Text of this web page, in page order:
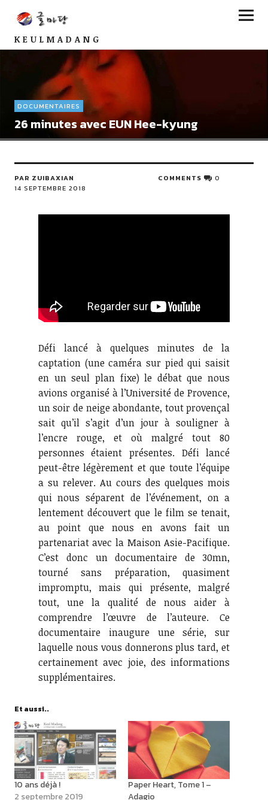
KEULMADANG
DOCUMENTAIRES
26 minutes avec EUN Hee-kyung
PAR ZUIBAXIAN
14 SEPTEMBRE 2018
COMMENTS 0
Défi lancé à quelques minutes de la
captation (une caméra sur pied qui saisit
en un seul plan fixe) le débat que nous
avions organisé à l’Université de Provence,
un soir de neige abondante, tout provençal
sait qu’il s’agit d’un jour à souligner à
l’encre rouge, et où malgré tout 80
personnes étaient présentes. Défi lancé
peut-être légèrement et que toute l’équipe
a su relever. Au cours des quelques mois
qui nous séparent de l’événement, on a
lentement découvert que le film se tenait,
au point que nous en avons fait un
partenariat avec la Maison Asie-Pacifique.
C’est donc un documentaire de 30mn,
tourné sans préparation, quasiment
impromptu, mais qui présente, malgré
tout, une la qualité de nous aider à
comprendre l’œuvre de l’auteure. Ce
documentaire inaugure une série, sur
laquelle nous vous donnerons plus tard, et
certainement avec joie, des informations
supplémentaires.
Et aussi..
10 ans déjà !
2 septembre 2019
Paper Heart, Tome 1 –
Adagio